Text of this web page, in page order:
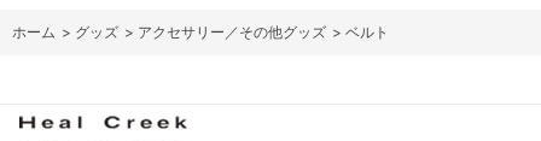
ホーム > グッズ > アクセサリー／その他グッズ > ベルト